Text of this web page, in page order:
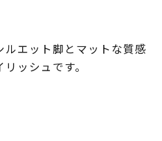
エット脚とマットな質感
ッシュです。